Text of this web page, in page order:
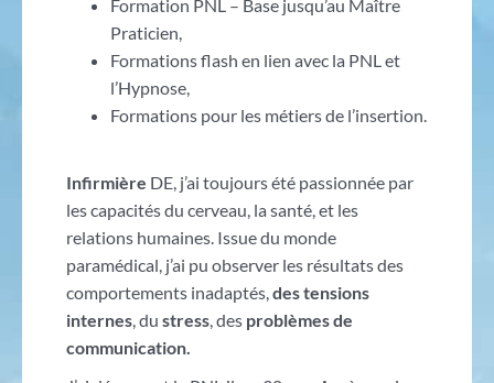
Formation PNL – Base jusqu’au Maître
Praticien,
Formations flash en lien avec la PNL et
l’Hypnose,
Formations pour les métiers de l’insertion.
Infirmière DE, j’ai toujours été passionnée par
les capacités du cerveau, la santé, et les
relations humaines. Issue du monde
paramédical, j’ai pu observer les résultats des
comportements inadaptés,des tensions
internes, du stress, des problèmes de
communication.